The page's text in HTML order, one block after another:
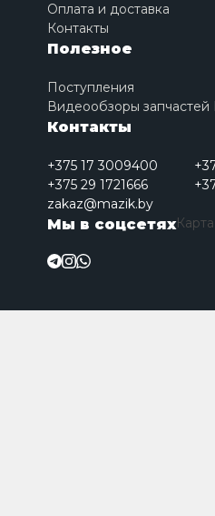
Оплата и доставка
Контакты
Полезное
Поступления
Видеообзоры
Контакты
+375 17 3009400
+375 29 1721666
zakaz@mazik.by
Мы в соцсетях